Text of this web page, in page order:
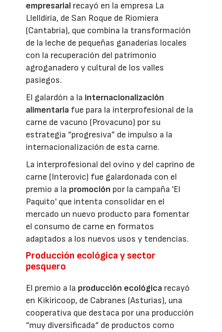
empresarial recayó en la empresa La
Llelldiría, de San Roque de Riomiera
(Cantabria), que combina la transformación
de la leche de pequeñas ganaderías locales
con la recuperación del patrimonio
agroganadero y cultural de los valles
pasiegos.
El galardón a la internacionalización
alimentaria fue para la interprofesional de la
carne de vacuno (Provacuno) por su
estrategia “progresiva” de impulso a la
internacionalización de esta carne.
La interprofesional del ovino y del caprino de
carne (Interovic) fue galardonada con el
premio a la promoción por la campaña 'El
Paquito' que intenta consolidar en el
mercado un nuevo producto para fomentar
el consumo de carne en formatos
adaptados a los nuevos usos y tendencias.
Producción ecológica y sector
pesquero
El premio a la producción ecológica recayó
en Kikiricoop, de Cabranes (Asturias), una
cooperativa que destaca por una producción
“muy diversificada“ de productos como